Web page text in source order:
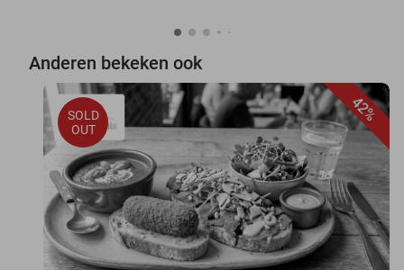
Anderen bekeken ook
42%
SOLD
OUT